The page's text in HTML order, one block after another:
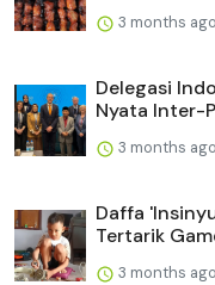
3 months ago
Delegasi
Nyata Inter-
3 months ago
Daffa
Tertarik
3 months ago